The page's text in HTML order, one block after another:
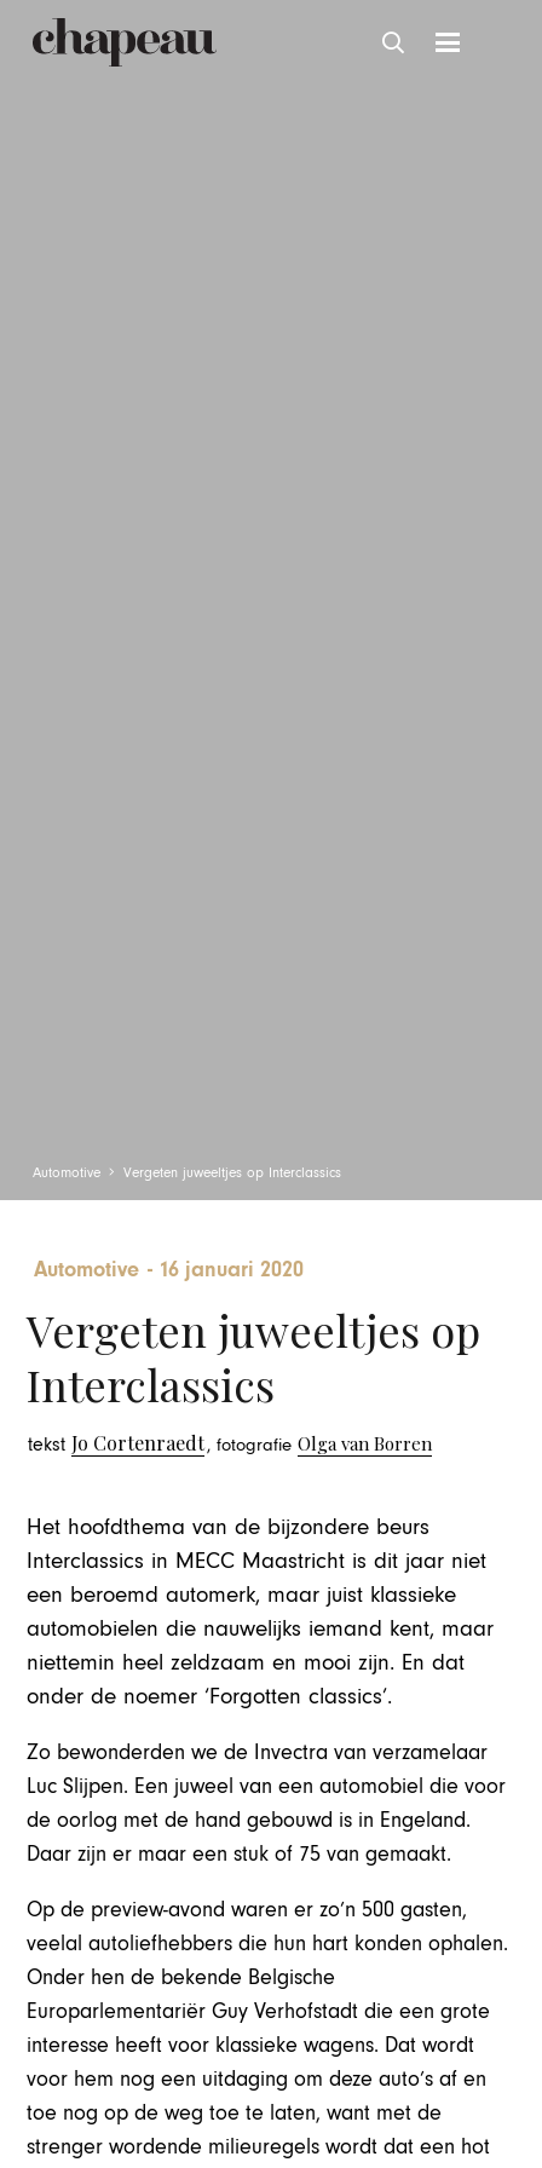
Automotive Vergeten juweeltjes op Interclassics
Automotive - 16 januari 2020
Vergeten juweeltjes op
Interclassics
tekstJo Cortenraedt, fotografieOlga van Borren
Het hoofdthema van de bijzondere beurs
Interclassics in MECC Maastricht is dit jaar niet
een beroemd automerk, maar juist klassieke
automobielen die nauwelijks iemand kent, maar
niettemin heel zeldzaam en mooi zijn. En dat
onder de noemer ‘Forgotten classics’.
Zo bewonderden we de Invectra van verzamelaar
Luc Slijpen. Een juweel van een automobiel die voor
de oorlog met de hand gebouwd is in Engeland.
Daar zijn er maar een stuk of 75 van gemaakt.
Op de preview-avond waren er zo’n 500 gasten,
veelal autoliefhebbers die hun hart konden ophalen.
Onder hen de bekende Belgische
Europarlementariër Guy Verhofstadt die een grote
interesse heeft voor klassieke wagens. Dat wordt
voor hem nog een uitdaging om deze auto’s af en
toe nog op de weg toe te laten, want met de
strenger wordende milieuregels wordt dat een hot